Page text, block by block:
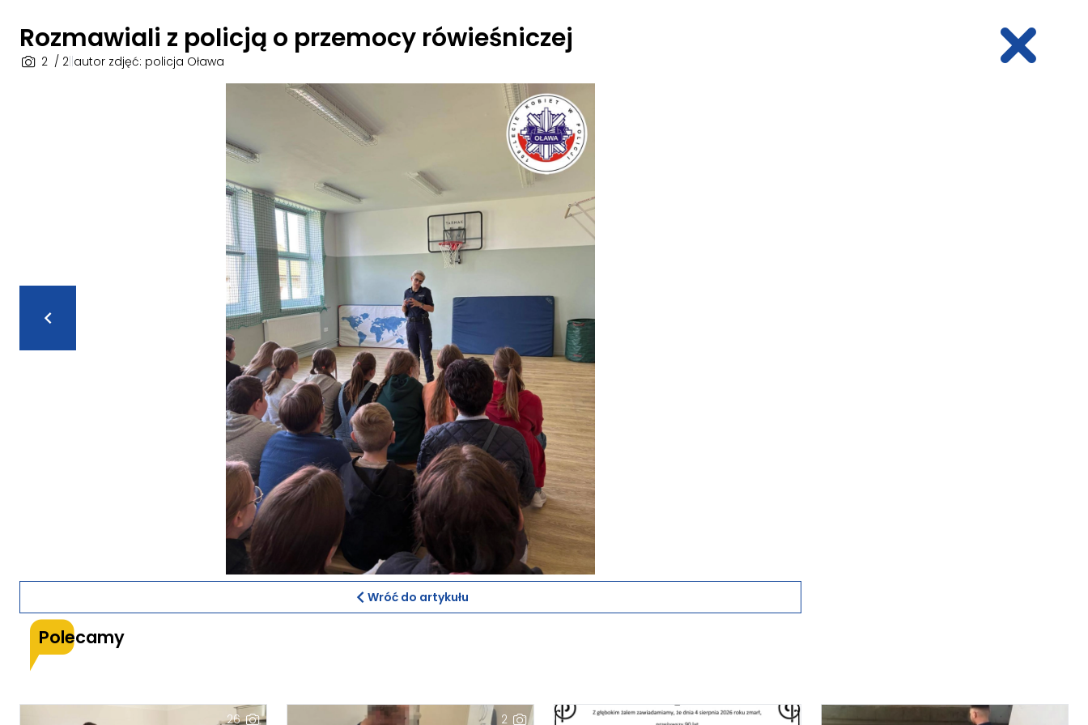
Rozmawiali z policją o przemocy rówieśniczej
2 / 2| autor zdjęć: policja Oława
Wróć do artykułu
Polecamy
26 2